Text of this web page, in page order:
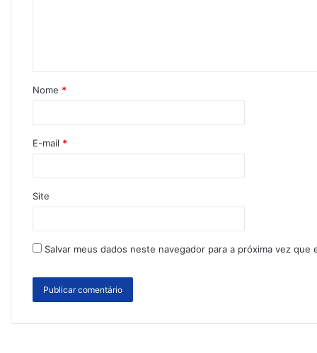
Nome *
E-mail *
Site
Salvar meus dados neste navegador para a próxima vez que